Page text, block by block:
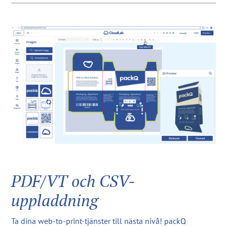
PDF/VT och CSV-
uppladdning
Ta dina web-to-print-tjänster till nästa nivå! packQ